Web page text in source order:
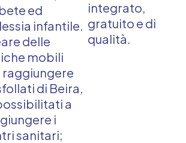
ed
infantile.
delle
mobili
raggiungere
di Beira,
a
i
sanitari;
integrato,
gratuito e di
qualità.